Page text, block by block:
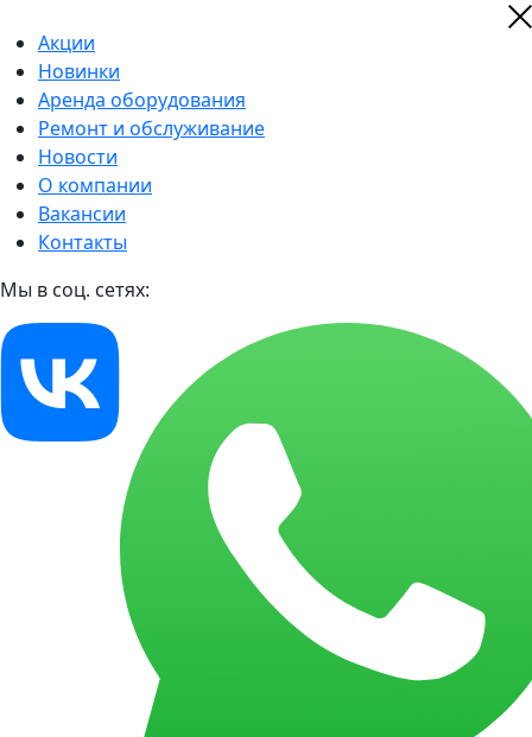
Акции
Новинки
Аренда оборудования
Ремонт и обслуживание
Новости
О компании
Вакансии
Контакты
Мы в соц. сетях: